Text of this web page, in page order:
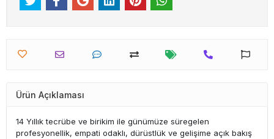
Ürün Açıklaması
14 Yıllık tecrübe ve birikim ile günümüze süregelen
profesyonellik, empati odaklı, dürüstlük ve gelişime açık bakış